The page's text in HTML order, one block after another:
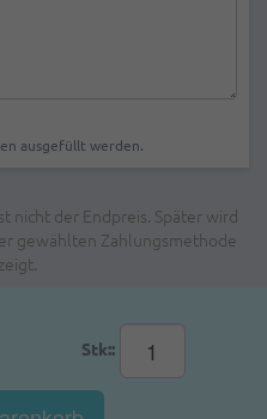
ausgefüllt werden.
nicht der Endpreis. Später wird
gewählten Zahlungsmethode
Stk::